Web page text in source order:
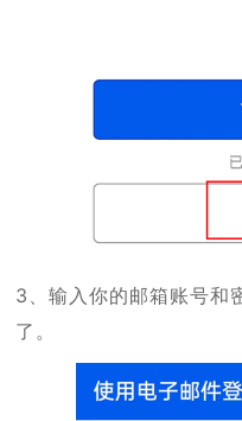
3、输入你的邮箱账号和
了。